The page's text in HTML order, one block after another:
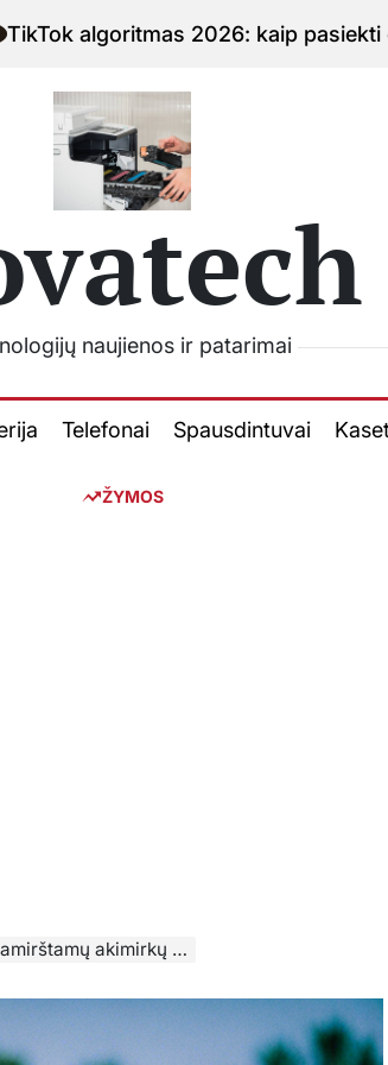
2026: kaip pasiekti daugiau
naujienos ir patarimai
Telefonai Spausdintuvai
ŽYMOS
akimirkų užfiksavimas